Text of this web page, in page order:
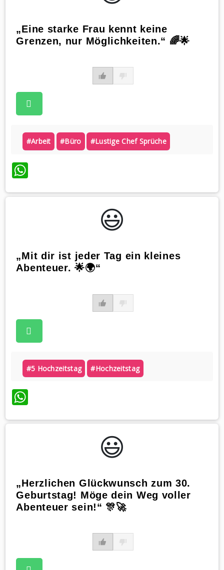
„Eine starke Frau kennt keine
Grenzen, nur Möglichkeiten.“ 🌈🌟
#arbeit #büro #lustige Chef Sprüche
WhatsApp
😃️
„Mit dir ist jeder Tag ein kleines
Abenteuer. 🌟🌍“
#5 Hochzeitstag #hochzeitstag
WhatsApp
😃️
„Herzlichen Glückwunsch zum 30.
Geburtstag! Möge dein Weg voller
Abenteuer sein!“ 🎊🚀